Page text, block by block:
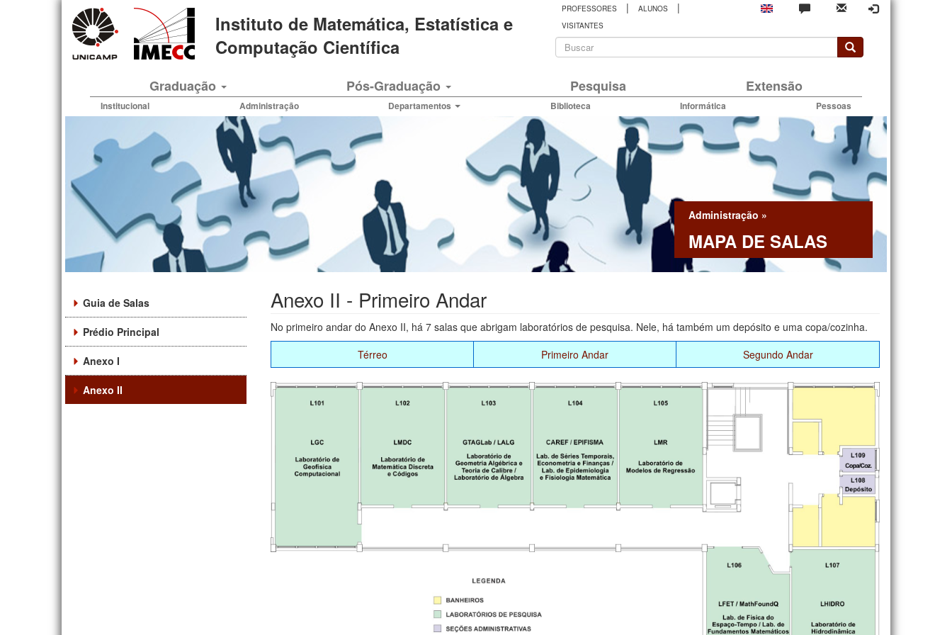
Instituto de Matemática, Estatística e
Computação Científica
PROFESSORES | ALUNOS |
VISITANTES
Formulário
busca
Graduação Pós-Graduação Pesquisa Extensão
Institucional Administração Departamentos Biblioteca Informática Pessoas
Administração »
MAPA DE SALAS
Guia de Salas
Prédio Principal
Anexo I
Anexo II
Anexo II - Primeiro Andar
No primeiro andar do Anexo II, há 7 salas que abrigam laboratórios de pesquisa. Nele, há também um depósito e uma copa/cozinha.
Térreo
Primeiro Andar Segundo Andar